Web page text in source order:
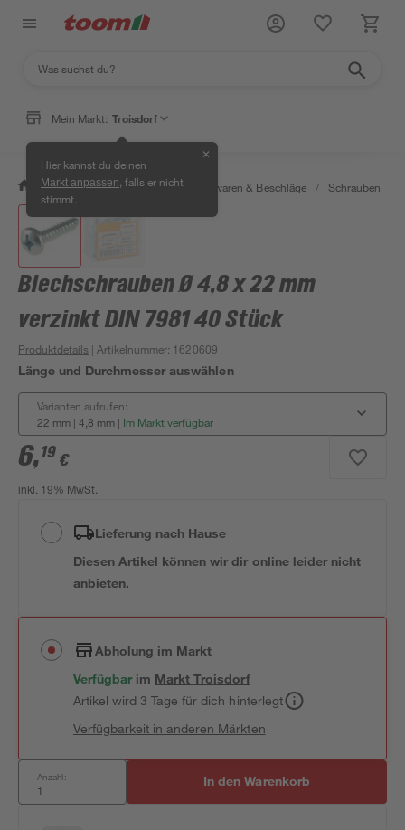
Mein Markt: Troisdorf
Hier kannst du deinen
Markt anpassen , falls er nicht
stimmt.
✕
/ Werkstatt & Maschinen / Eisenwaren & Beschläge / Schrauben
Blechschrauben Ø 4,8 x 22 mm
verzinkt DIN 7981 40 Stück
Produktdetails | Artikelnummer: 1620609
Länge und Durchmesser auswählen
Varianten aufrufen:
22 mm | 4,8 mm | Im Markt verfügbar
6,19 €
inkl. 19% MwSt.
Lieferung nach Hause
Diesen Artikel können wir dir online leider nicht
anbieten.
Abholung im Markt
Verfügbar im MarktTroisdorf
Artikel wird 3 Tage für dich hinterlegt
Verfügbarkeit in anderen Märkten
Anzahl: In den Warenkorb